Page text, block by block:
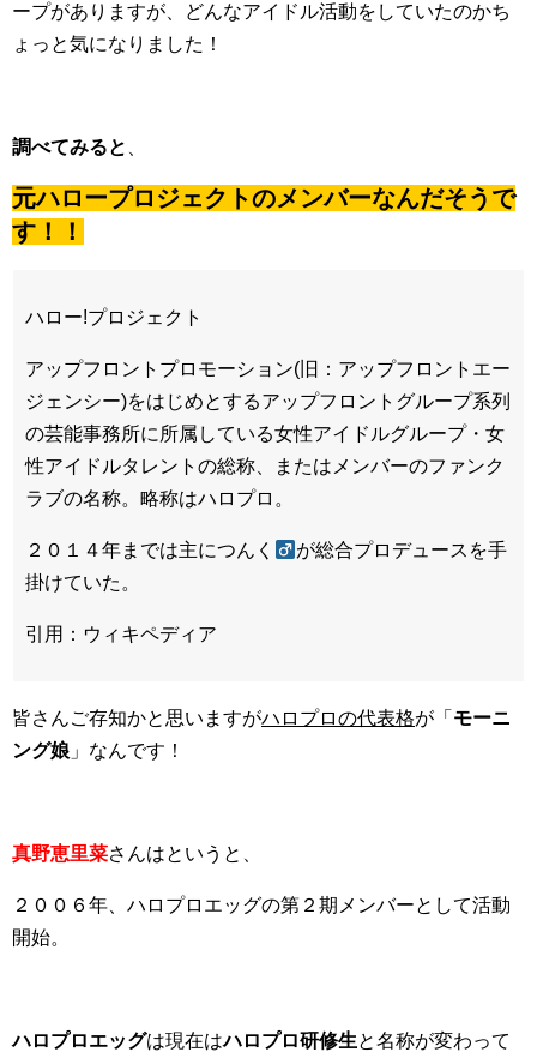
ープがありますが、どんなアイドル活動をしていたのかち
ょっと気になりました！
調べてみると
元ハロープロジェクトのメンバーなんだそうで
す！！
ハロー!プロジェクト
アップフロントプロモーション(旧：アップフロントエー
ジェンシー)をはじめとするアップフロントグループ系列
の芸能事務所に所属している女性アイドルグループ・女
性アイドルタレントの総称、またはメンバーのファンク
ラブの名称。略称はハロプロ。
２０１４年までは主につんく
が総合プロデュースを手
掛けていた。
引用：ウィキペディア
皆さんご存知かと思いますがハロプロの代表格が「 モーニ
ング娘 」なんです！
真野恵里菜さんはというと、
２００６年、ハロプロエッグの第２期メンバーとして活動
開始。
ハロプロエッグは現在はハロプロ研修生と名称が変わって